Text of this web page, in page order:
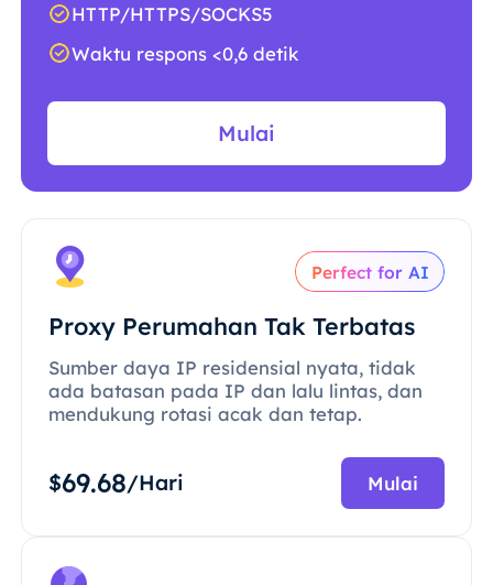
HTTP/HTTPS/SOCKS5
Waktu respons <0,6 detik
Mulai
Perfect for AI
Proxy Perumahan Tak Terbatas
Sumber daya IP residensial nyata, tidak
ada batasan pada IP dan lalu lintas, dan
mendukung rotasi acak dan tetap.
$69.68/Hari Mulai